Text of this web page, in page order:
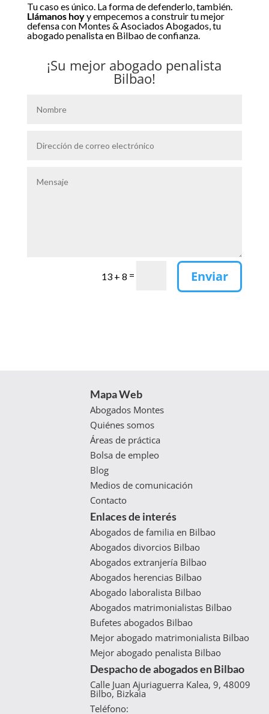
Tu caso es único. La forma de defenderlo, también.
Llámanos hoyy empecemos a construir tu mejor
defensa con Montes & Asociados Abogados, tu
abogado penalista en Bilbao de confianza.
¡Su mejor abogado penalista
Bilbao!
13 + 8 = Enviar
Mapa Web
Abogados Montes
Quiénes somos
Áreas de práctica
Bolsa de empleo
Blog
Medios de comunicación
Contacto
Enlaces de interés
Abogados de familia en Bilbao
Abogados divorcios Bilbao
Abogados extranjería Bilbao
Abogados herencias Bilbao
Abogado laboralista Bilbao
Abogados matrimonialistas Bilbao
Bufetes abogados Bilbao
Mejor abogado matrimonialista Bilbao
Mejor abogado penalista Bilbao
Despacho de abogados en Bilbao
Calle Juan Ajuriaguerra Kalea, 9, 48009
Bilbo, Bizkaia
Teléfono: